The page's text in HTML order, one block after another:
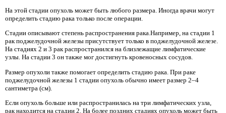
На этой стадии опухоль может быть любого размера. Иногда врачи могут
определить стадию рака только после операции.
Стадии описывают степень распространения рака.Например, на стадии 1
рак поджелудочной железы присутствует только в поджелудочной железе.
На стадиях 2 и 3 рак распространился на близлежащие лимфатические
узлы. На стадии 3 он также мог достигнуть кровеносных сосудов.
Размер опухоли также помогает определить стадию рака. При раке
поджелудочной железы 1 стадии опухоль обычно имеет размер 2–4
сантиметра (см).
Если опухоль больше или распространилась на три лимфатических узла,
рак находится на стадии 2. На более поздних стадиях опухоль может быть